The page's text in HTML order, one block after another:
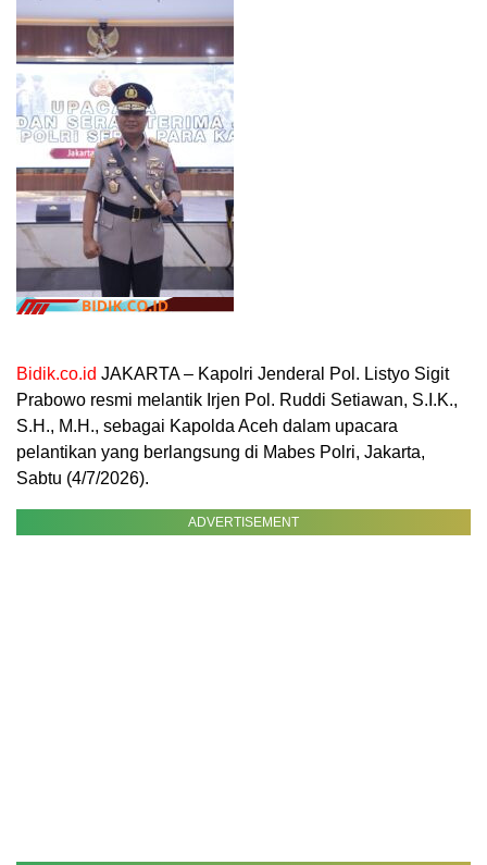
Bidik.co.id JAKARTA – Kapolri Jenderal Pol. Listyo Sigit
Prabowo resmi melantik Irjen Pol. Ruddi Setiawan, S.I.K.,
S.H., M.H., sebagai Kapolda Aceh dalam upacara
pelantikan yang berlangsung di Mabes Polri, Jakarta,
Sabtu (4/7/2026).
ADVERTISEMENT